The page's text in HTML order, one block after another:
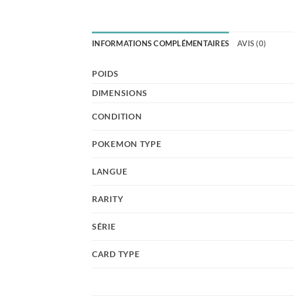
INFORMATIONS COMPLÉMENTAIRES AVIS (0)
POIDS
DIMENSIONS
CONDITION
POKEMON TYPE
LANGUE
RARITY
SÉRIE
CARD TYPE